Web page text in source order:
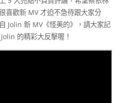
喜歡新 MV 才迫不急待跟大家分
Jolin 新 MV《怪美的》，請大家記
的精彩大反擊喔！